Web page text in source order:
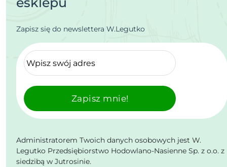
Zapisz się do newslettera W.Legutko
Zapisz mnie!
Administratorem Twoich danych osobowych jest W.
Legutko Przedsiębiorstwo Hodowlano-Nasienne Sp. z o.o. z
siedzibą w Jutrosinie.